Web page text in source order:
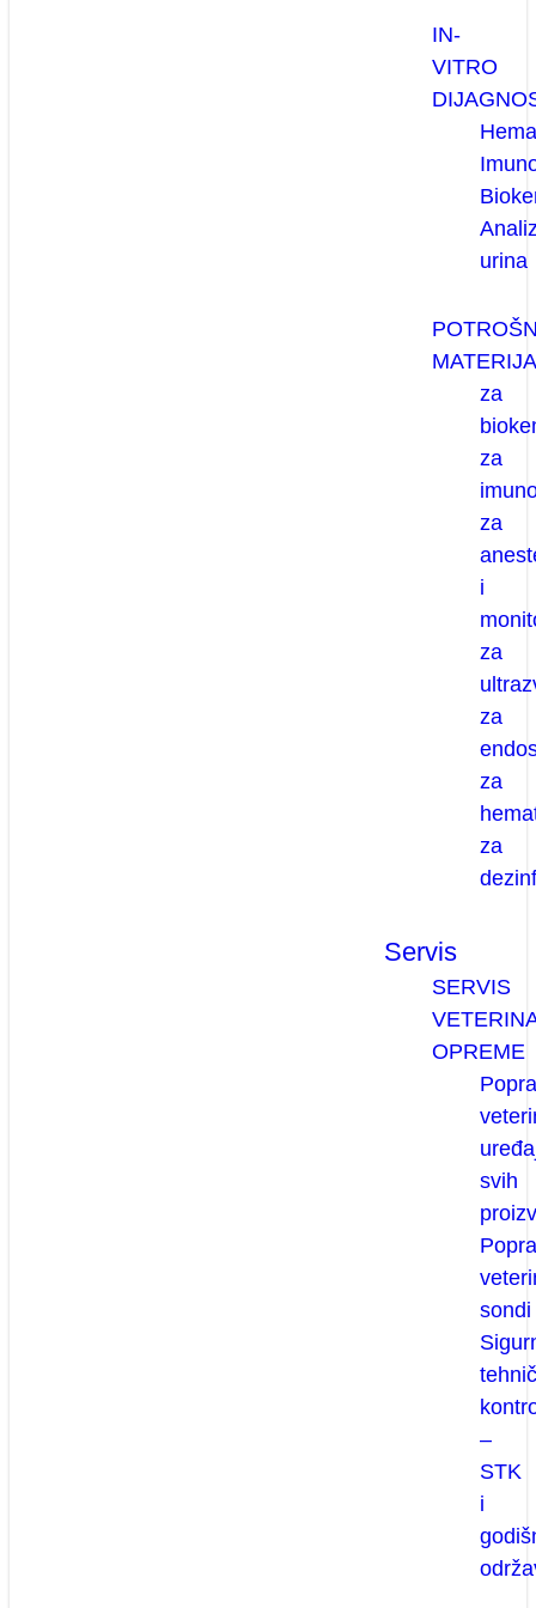
IN-
VITRO
urina
za
za
za
i
za
za
za
za
Servis
SERVIS
OPREME
svih
sondi
–
STK
i